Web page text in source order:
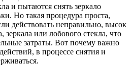
и пытаются снять зеркало
Но такая процедура проста,
действовать неправильно, высок
или лобового стекла, что
затраты. Вот почему важно
в процессе снятия и